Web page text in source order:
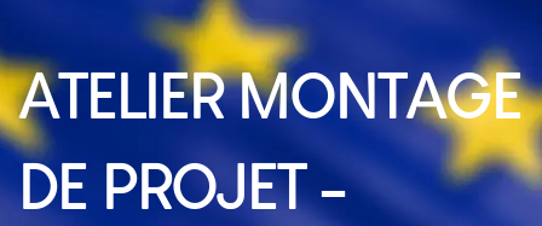
ATELIER MONTAGE
DE PROJET -